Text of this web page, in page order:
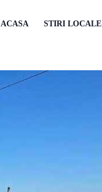
ACASA STIRI LOCALE